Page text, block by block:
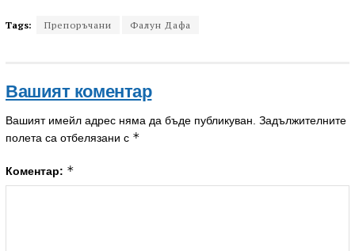
Tags: Препоръчани Фалун Дафа
Вашият коментар
Вашият имейл адрес няма да бъде публикуван. Задължителните
полета са отбелязани с *
Коментар: *